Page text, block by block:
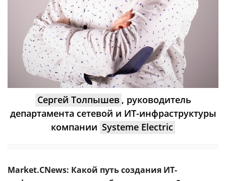
Сергей Толпышев , руководитель
департамента сетевой и ИТ-инфраструктуры
компании Systeme Electric
Market.CNews: Какой путь создания ИТ-